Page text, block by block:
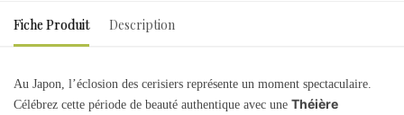
Fiche Produit Description
Au Japon, l’éclosion des cerisiers représente un moment spectaculaire.
Célébrez cette période de beauté authentique avec une Théière